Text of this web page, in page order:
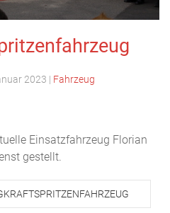
2023 | Fahrzeug
Einsatzfahrzeug Florian
gestellt.